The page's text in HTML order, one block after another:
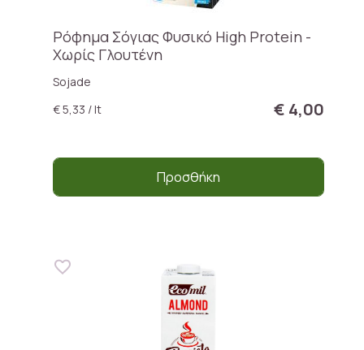
Ρόφημα Σόγιας Φυσικό High Protein -
Χωρίς Γλουτένη
Sojade
€ 5,33 / lt
€ 4,00
Προσθήκη